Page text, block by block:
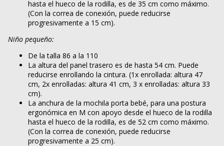
hasta el hueco de la rodilla, es de 35 cm como máximo.
(Con la correa de conexión, puede reducirse
progresivamente a 15 cm).
Niño pequeño:
De la talla 86 a la 110
La altura del panel trasero es de hasta 54 cm. Puede
reducirse enrollando la cintura. (1x enrollada: altura 47
cm, 2x enrolladas: altura 41 cm, 3 x enrolladas: altura 33
cm).
La anchura de la mochila porta bebé, para una postura
ergonómica en M con apoyo desde el hueco de la rodilla
hasta el hueco de la rodilla, es de 52 cm como máximo.
(Con la correa de conexión, puede reducirse
progresivamente a 25 cm).